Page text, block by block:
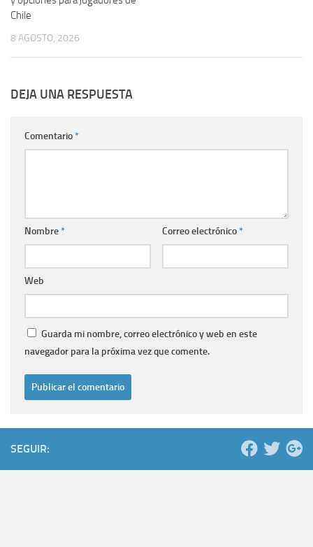
Chile
8 AGOSTO, 2026
DEJA UNA RESPUESTA
Comentario*
Nombre* Correo electrónico*
Web
Guarda mi nombre, correo electrónico y web en este
navegador para la próxima vez que comente.
SEGUIR: